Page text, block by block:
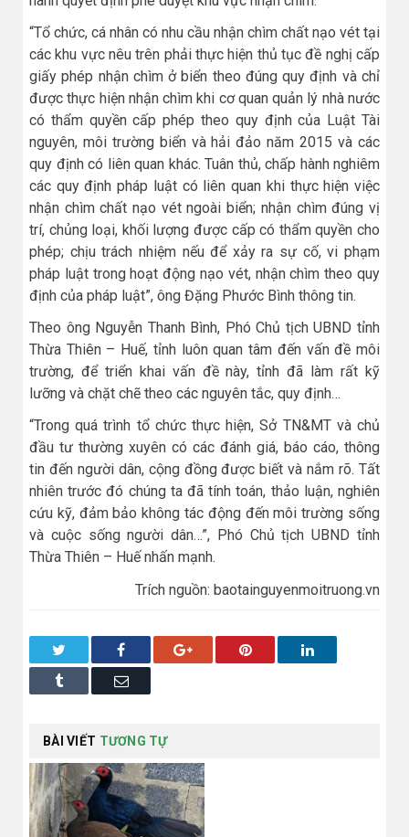
“Tổ chức, cá nhân có nhu cầu nhận chìm chất nạo vét tại
các khu vực nêu trên phải thực hiện thủ tục đề nghị cấp
giấy phép nhận chìm ở biển theo đúng quy định và chỉ
được thực hiện nhận chìm khi cơ quan quản lý nhà nước
có thẩm quyền cấp phép theo quy định của Luật Tài
nguyên, môi trường biển và hải đảo năm 2015 và các
quy định có liên quan khác. Tuân thủ, chấp hành nghiêm
các quy định pháp luật có liên quan khi thực hiện việc
nhận chìm chất nạo vét ngoài biển; nhận chìm đúng vị
trí, chủng loại, khối lượng được cấp có thẩm quyền cho
phép; chịu trách nhiệm nếu để xảy ra sự cố, vi phạm
pháp luật trong hoạt động nạo vét, nhận chìm theo quy
định của pháp luật”, ông Đặng Phước Bình thông tin.
Theo ông Nguyễn Thanh Bình, Phó Chủ tịch UBND tỉnh
Thừa Thiên – Huế, tỉnh luôn quan tâm đến vấn đề môi
trường, để triển khai vấn đề này, tỉnh đã làm rất kỹ
lưỡng và chặt chẽ theo các nguyên tắc, quy định…
“Trong quá trình tổ chức thực hiện, Sở TN&MT và chủ
đầu tư thường xuyên có các đánh giá, báo cáo, thông
tin đến người dân, cộng đồng được biết và nắm rõ. Tất
nhiên trước đó chúng ta đã tính toán, thảo luận, nghiên
cứu kỹ, đảm bảo không tác động đến môi trường sống
và cuộc sống người dân…”, Phó Chủ tịch UBND tỉnh
Thừa Thiên – Huế nhấn mạnh.
Trích nguồn: baotainguyenmoitruong.vn
Facebook Google+ Pinterest LinkedIn
Tumblr Email
BÀI VIẾT TƯƠNG TỰ